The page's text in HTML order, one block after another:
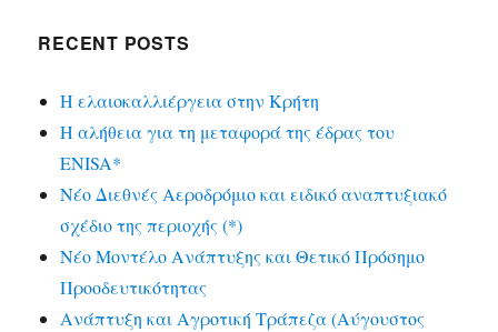
RECENT POSTS
Η ελαιοκαλλιέργεια στην Κρήτη
Η αλήθεια για τη μεταφορά της έδρας του
ENISA*
Νέο Διεθνές Αεροδρόμιο και ειδικό αναπτυξιακό
σχέδιο της περιοχής (*)
Νέο Μοντέλο Ανάπτυξης και Θετικό Πρόσημο
Προοδευτικότητας
Ανάπτυξη και Αγροτική Τράπεζα (Αύγουστος